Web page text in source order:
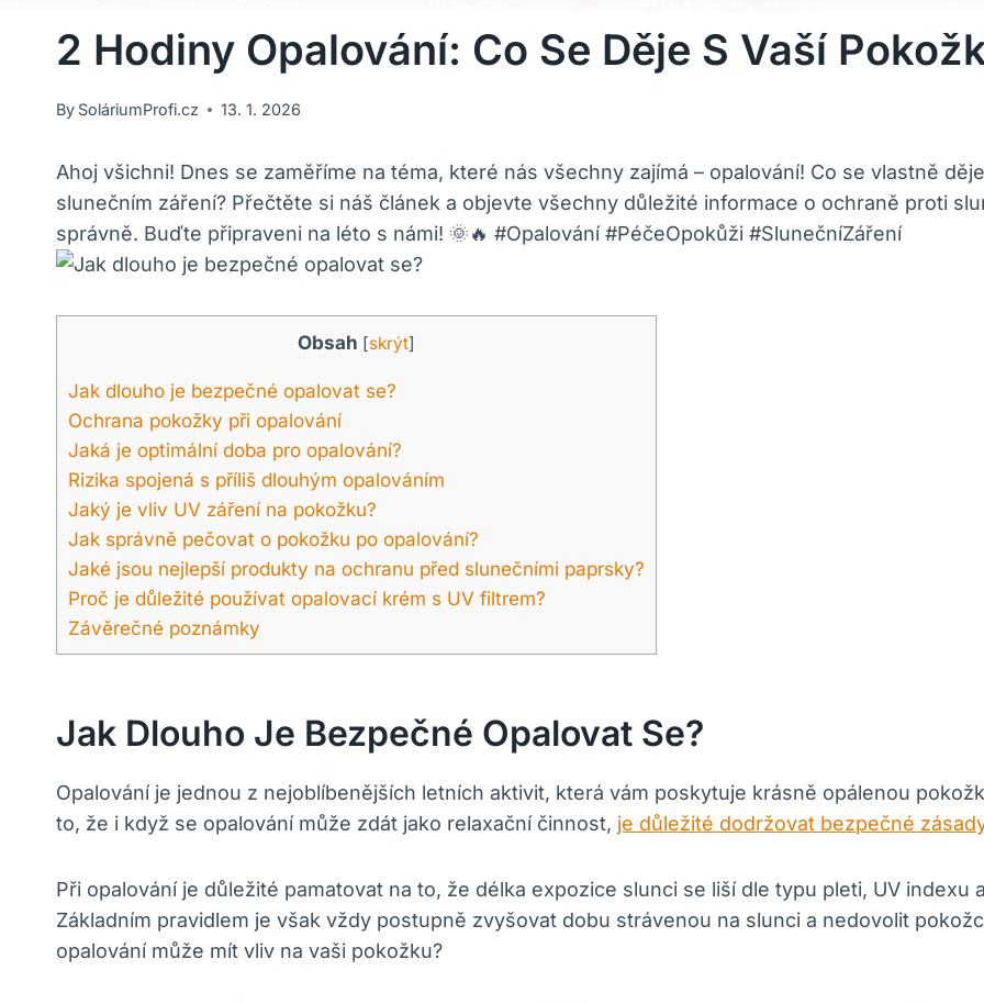
2 Hodiny Opalování: Co Se Děje S Vaší
By SoláriumProfi.cz 13. 1. 2026
Ahoj všichni! Dnes se zaměříme na téma, které nás všechny zajímá – opalování! Co se vlastně
slunečním záření? Přečtěte si náš článek a objevte všechny důležité informace o ochraně proti
správně. Buďte připraveni na léto s námi! 🌞🔥 #Opalování #PéčeOpokůži #SlunečníZáření
Obsah [skrýt]
Jak dlouho je bezpečné opalovat se?
Ochrana pokožky při opalování
Jaká je optimální doba pro opalování?
Rizika spojená s příliš dlouhým opalováním
Jaký je vliv UV záření na pokožku?
Jak správně pečovat o pokožku po opalování?
Jaké jsou nejlepší produkty na ochranu před slunečními paprsky?
Proč je důležité používat opalovací krém s UV filtrem?
Závěrečné poznámky
Jak Dlouho Je Bezpečné Opalovat Se?
Opalování je jednou z nejoblíbenějších letních aktivit, která vám poskytuje krásně opálenou
to, že i když se opalování může zdát jako relaxační činnost, je důležité dodržovat bezpečné
Při opalování je důležité pamatovat na to, že délka expozice slunci se liší dle typu pleti, UV
Základním pravidlem je však vždy postupně zvyšovat dobu strávenou na slunci a nedovolit
opalování může mít vliv na vaši pokožku?